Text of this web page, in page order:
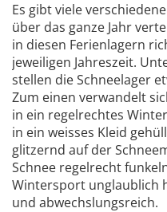
Es gibt viele verschiedene
über das ganze Jahr
in diesen Ferienlagern
jeweiligen Jahreszeit.
stellen die Schneelager
Zum einen verwandelt
in ein regelrechtes
in ein weisses Kleid
glitzernd auf der
Schnee regelrecht
Wintersport unglaublich
und abwechslungsreich.